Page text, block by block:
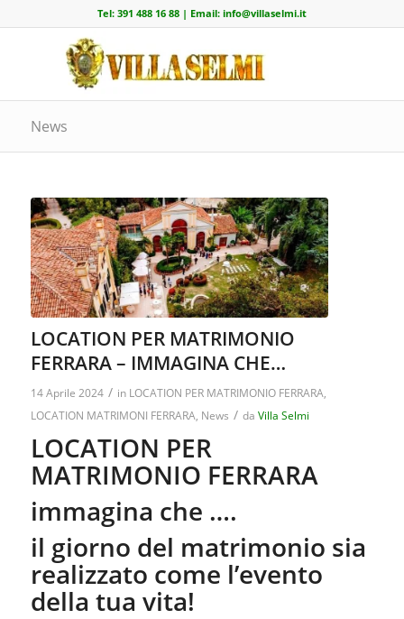
Tel: 391 488 16 88| Email: info@villaselmi.it
News
LOCATION PER MATRIMONIO
FERRARA – IMMAGINA CHE…
14 Aprile 2024 / in LOCATION PER MATRIMONIO FERRARA,
LOCATION MATRIMONI FERRARA, News / da Villa Selmi
LOCATION PER
MATRIMONIO FERRARA
immagina che ….
il giorno del matrimonio sia
realizzato come l’evento
della tua vita!